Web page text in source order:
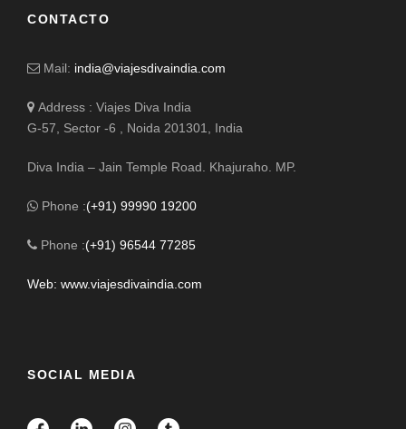
CONTACTO
Mail: india@viajesdivaindia.com
Address : Viajes Diva India
G-57, Sector -6 , Noida 201301, India
Diva India – Jain Temple Road. Khajuraho. MP.
Phone :(+91) 99990 19200
Phone :(+91) 96544 77285
Web: www.viajesdivaindia.com
SOCIAL MEDIA